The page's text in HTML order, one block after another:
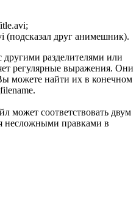
друг анимешник).
разделителями или
регулярные выражения. Они
можете найти их в конечном
может соответствовать двум
несложными правками в